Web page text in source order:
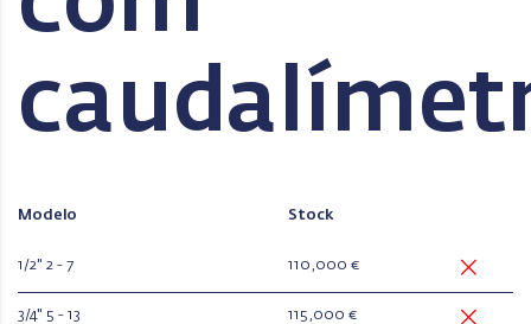
Modelo Stock
1/2" 2 - 7 110,000 €
3/4" 5 - 13 115,000 €